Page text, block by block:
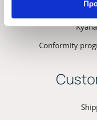
Privacy
Conformity